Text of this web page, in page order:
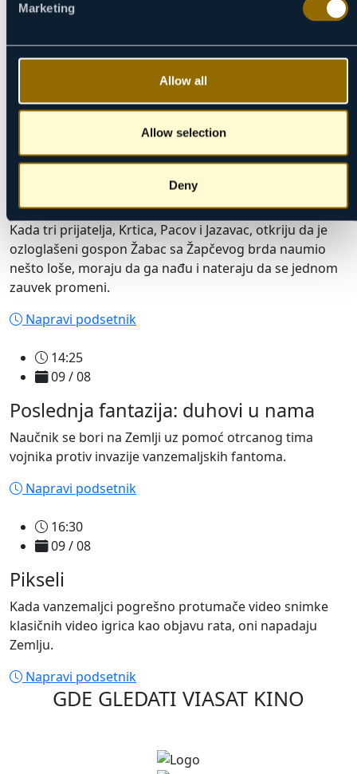
Marketing
Allow all
Allow selection
Deny
28/09
30/09
12:30
09 / 08
Vetar u vrbaku
Kada tri prijatelja, Krtica, Pacov i Jazavac, otkriju da je
ozloglašeni gospon Žabac sa Žapčevog brda naumio
nešto loše, moraju da ga nađu i nateraju da se jednom
zauvek promeni.
Napravi podsetnik
14:25
09 / 08
Poslednja fantazija: duhovi u nama
Naučnik se bori na Zemlji uz pomoć otrcanog tima
vojnika protiv invazije vanzemaljskih fantoma.
Napravi podsetnik
16:30
09 / 08
Pikseli
Kada vanzemaljci pogrešno protumače video snimke
klasičnih video igrica kao objavu rata, oni napadaju
Zemlju.
Napravi podsetnik
GDE GLEDATI VIASAT KINO